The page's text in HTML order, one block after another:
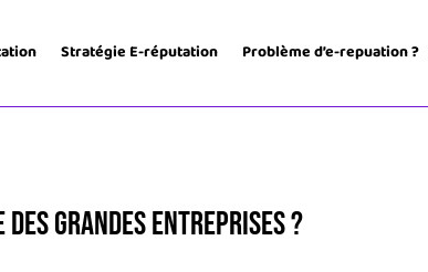
Stratégie E-réputation Problème d’e-repuation ?
des grandes entreprises ?